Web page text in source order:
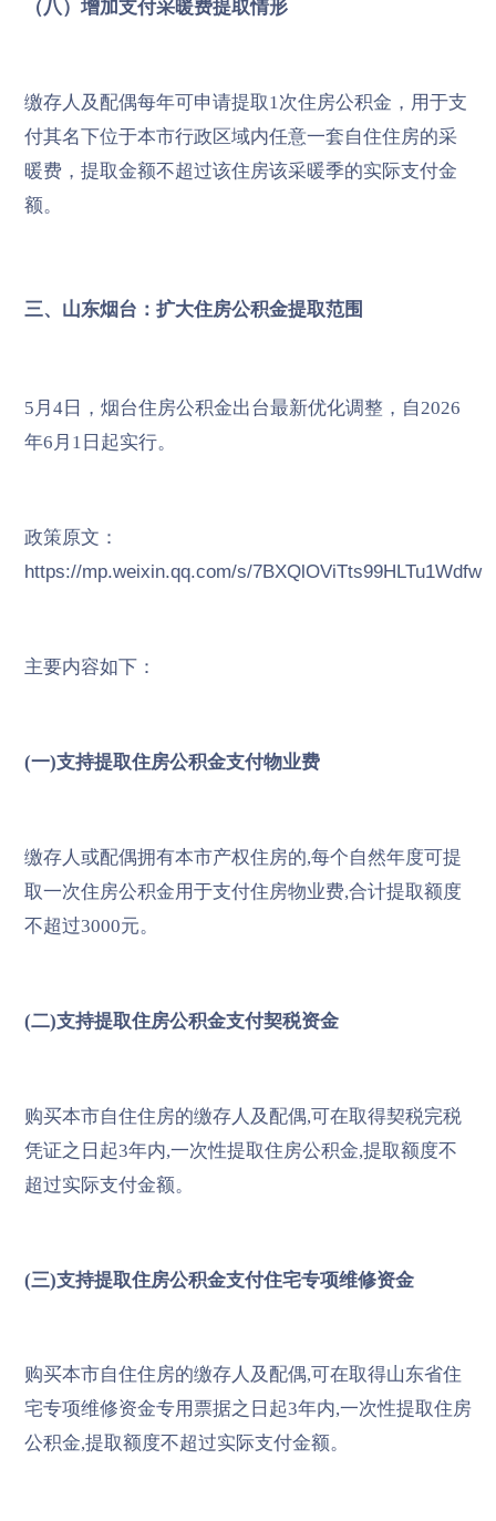
（八）增加支付采暖费提取情形
缴存人及配偶每年可申请提取1次住房公积金，用于支
付其名下位于本市行政区域内任意一套自住住房的采
暖费，提取金额不超过该住房该采暖季的实际支付金
额。
三、山东烟台：扩大住房公积金提取范围
5月4日，烟台住房公积金出台最新优化调整，自2026
年6月1日起实行。
政策原文：
https://mp.weixin.qq.com/s/7BXQlOViTts99HLTu1Wdfw
主要内容如下：
(一)支持提取住房公积金支付物业费
缴存人或配偶拥有本市产权住房的,每个自然年度可提
取一次住房公积金用于支付住房物业费,合计提取额度
不超过3000元。
(二)支持提取住房公积金支付契税资金
购买本市自住住房的缴存人及配偶,可在取得契税完税
凭证之日起3年内,一次性提取住房公积金,提取额度不
超过实际支付金额。
(三)支持提取住房公积金支付住宅专项维修资金
购买本市自住住房的缴存人及配偶,可在取得山东省住
宅专项维修资金专用票据之日起3年内,一次性提取住房
公积金,提取额度不超过实际支付金额。